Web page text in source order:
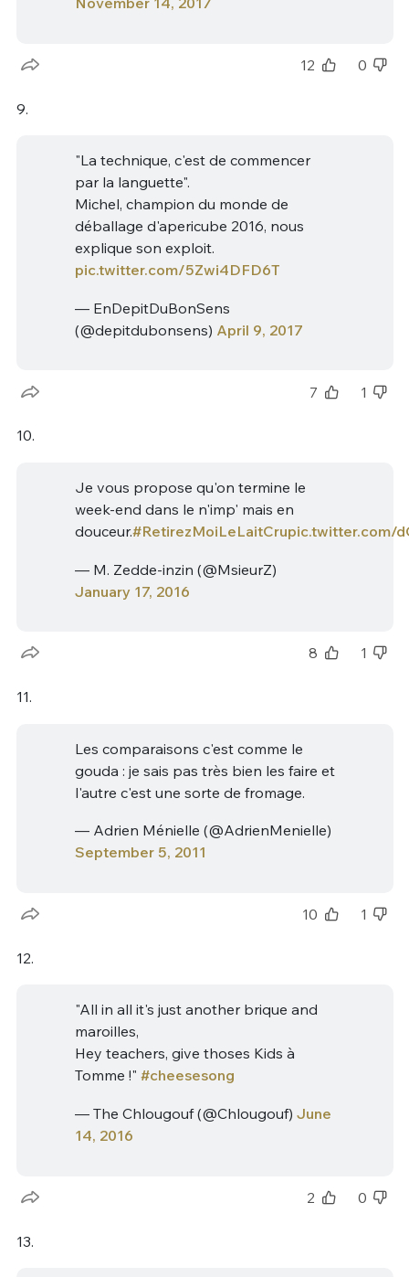
12 0
9.
"La technique, c'est de commencer
par la languette".
Michel, champion du monde de
déballage d'apericube 2016, nous
explique son exploit.
pic.twitter.com/5Zwi4DFD6T
— EnDepitDuBonSens
(@depitdubonsens) April 9, 2017
7 1
10.
Je vous propose qu'on termine le
week-end dans le n'imp' mais en
douceur.#RetirezMoiLeLaitCrupic.twitter.com/
— M. Zedde-inzin (@MsieurZ)
January 17, 2016
8 1
11.
Les comparaisons c'est comme le
gouda : je sais pas très bien les faire et
l'autre c'est une sorte de fromage.
— Adrien Ménielle (@AdrienMenielle)
September 5, 2011
10 1
12.
"All in all it's just another brique and
maroilles,
Hey teachers, give thoses Kids à
Tomme !" #cheesesong
— The Chlougouf (@Chlougouf) June
14, 2016
2 0
13.